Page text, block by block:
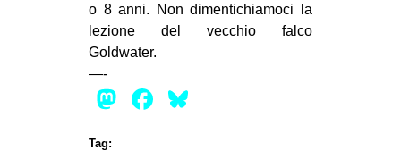
o 8 anni. Non dimentichiamoci la
lezione del vecchio falco
Goldwater.
—-
Mastodon
Facebook
Tag: